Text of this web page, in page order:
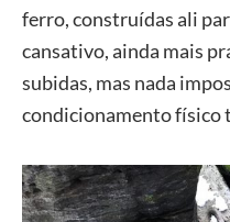
ferro, construídas ali
cansativo, ainda mais
subidas, mas nada
condicionamento físico